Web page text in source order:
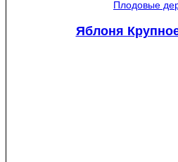
Плодовые
Яблоня